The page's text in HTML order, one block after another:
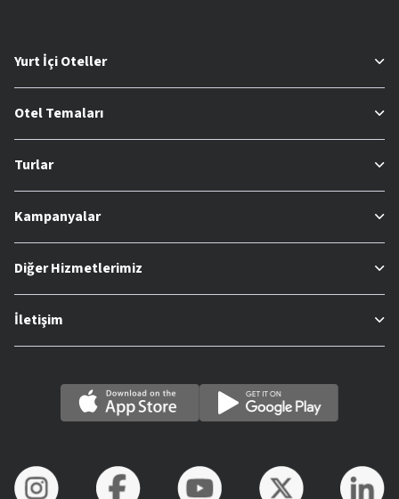
Yurt İçi Oteller
Otel Temaları
Turlar
Kampanyalar
Diğer Hizmetlerimiz
İletişim